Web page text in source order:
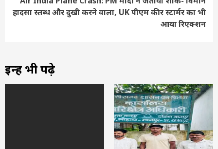
हादसा स्तब्ध और दुखी करने वाला, UK पीएम कीर स्टार्मर का भी
आया रिएक्शन
इन्हें भी पढ़े